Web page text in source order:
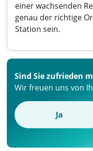
einer wachsenden
genau der richtige
Station sein.
Sind Sie zufrieden
Wir freuen uns von
Ja